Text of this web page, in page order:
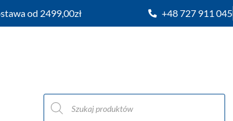
od 2499,00zł +48 727 911 045